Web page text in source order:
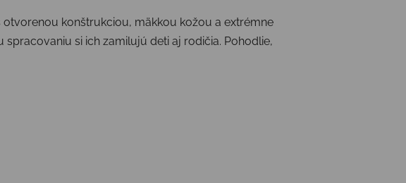
konštrukciou, mäkkou kožou a extrémne
si ich zamilujú deti aj rodičia. Pohodlie,